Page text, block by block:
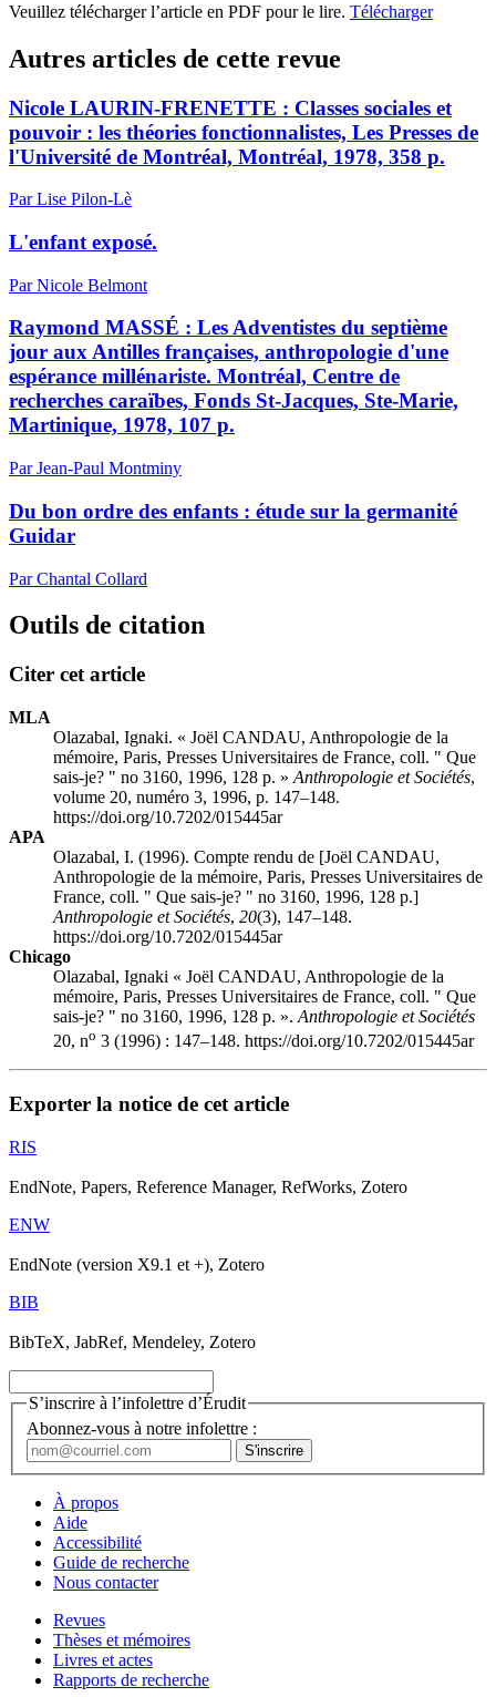
Veuillez télécharger l’article en PDF pour le lire. Télécharger
Autres articles de cette revue
Nicole LAURIN-FRENETTE : Classes sociales et
pouvoir : les théories fonctionnalistes, Les Presses de
l'Université de Montréal, Montréal, 1978, 358 p.
Par Lise Pilon-Lè
L'enfant exposé.
Par Nicole Belmont
Raymond MASSÉ : Les Adventistes du septième
jour aux Antilles françaises, anthropologie d'une
espérance millénariste. Montréal, Centre de
recherches caraïbes, Fonds St-Jacques, Ste-Marie,
Martinique, 1978, 107 p.
Par Jean-Paul Montminy
Du bon ordre des enfants : étude sur la germanité
Guidar
Par Chantal Collard
Outils de citation
Citer cet article
MLA
Olazabal, Ignaki. « Joël CANDAU, Anthropologie de la
mémoire, Paris, Presses Universitaires de France, coll. " Que
sais-je? " no 3160, 1996, 128 p. » Anthropologie et Sociétés,
volume 20, numéro 3, 1996, p. 147–148.
https://doi.org/10.7202/015445ar
APA
Olazabal, I. (1996). Compte rendu de [Joël CANDAU,
Anthropologie de la mémoire, Paris, Presses Universitaires de
France, coll. " Que sais-je? " no 3160, 1996, 128 p.]
Anthropologie et Sociétés, 20(3), 147–148.
https://doi.org/10.7202/015445ar
Chicago
Olazabal, Ignaki « Joël CANDAU, Anthropologie de la
mémoire, Paris, Presses Universitaires de France, coll. " Que
sais-je? " no 3160, 1996, 128 p. ». Anthropologie et Sociétés
20, no 3 (1996) : 147–148. https://doi.org/10.7202/015445ar
Exporter la notice de cet article
RIS
EndNote, Papers, Reference Manager, RefWorks, Zotero
ENW
EndNote (version X9.1 et +), Zotero
BIB
BibTeX, JabRef, Mendeley, Zotero
S’inscrire à l’infolettre d’Érudit
Abonnez-vous à notre infolettre :
À propos
Aide
Accessibilité
Guide de recherche
Nous contacter
Revues
Thèses et mémoires
Livres et actes
Rapports de recherche